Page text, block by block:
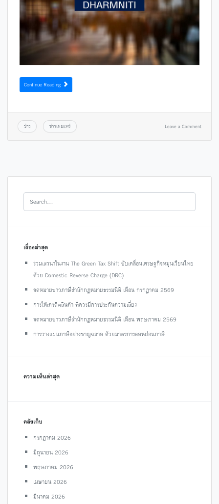
Continue Reading
ข่าว ข่าวเผยแพร่ Leave a Comment
เรื่องล่าสุด
ร่วมเสวนาในงาน The Green Tax Shift ขับเคลื่อนเศรษฐกิจหมุนเวียนไทย
ด้วย Domestic Reverse Charge (DRC)
จดหมายข่าวภาษีสำนักกฎหมายธรรมนิติ เดือน กรกฎาคม 2569
การให้เครดิตสินค้า ที่ควรมีการประกันความเสี่ยง
จดหมายข่าวภาษีสำนักกฎหมายธรรมนิติ เดือน พฤษภาคม 2569
การวางแผนภาษีอย่างชาญฉลาด ด้วยมาตรการลดหย่อนภาษี
ความเห็นล่าสุด
คลังเก็บ
กรกฎาคม 2026
มิถุนายน 2026
พฤษภาคม 2026
เมษายน 2026
มีนาคม 2026